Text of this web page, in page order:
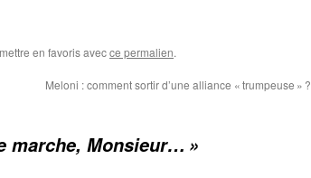
en favoris avecce permalien.
Meloni : comment sortir d’une alliance « trumpeuse » ?
marche, Monsieur… »